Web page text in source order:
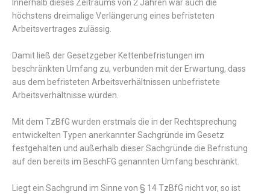
Innerhalb dieses Zeitraums von 2 Jahren war auch die
höchstens dreimalige Verlängerung eines befristeten
Arbeitsvertrages zulässig.
Damit ließ der Gesetzgeber Kettenbefristungen im
beschränkten Umfang zu, verbunden mit der Erwartung, dass
aus dem befristeten Arbeitsverhältnissen unbefristete
Arbeitsverhältnisse würden.
Mit dem TzBfG wurden erstmals die in der Rechtsprechung
entwickelten Typen anerkannter Sachgründe im Gesetz
festgehalten und außerhalb dieser Sachgründe die Befristung
auf den bereits im BeschFG genannten Umfang beschränkt.
Liegt ein Sachgrund im Sinne von § 14 TzBfG nicht vor, so ist